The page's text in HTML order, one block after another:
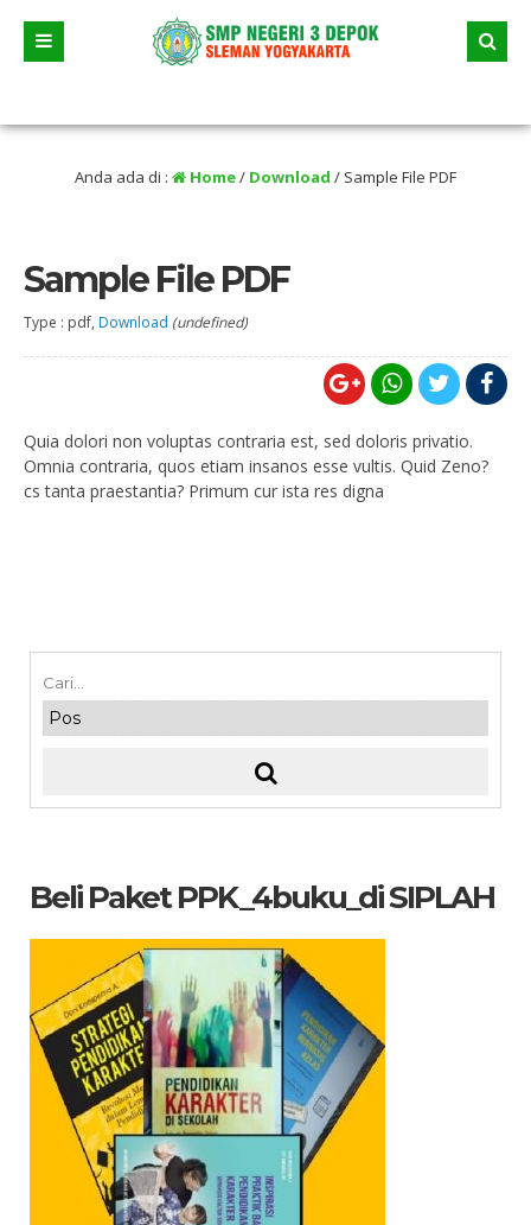
selama liburan
Anda ada di : Home/ Download / Sample File PDF
Sample File PDF
Type : pdf, Download (undefined)
Quia dolori non voluptas contraria est, sed doloris privatio.
Omnia contraria, quos etiam insanos esse vultis. Quid Zeno?
cs tanta praestantia? Primum cur ista res digna
Beli Paket PPK_4buku_di SIPLAH